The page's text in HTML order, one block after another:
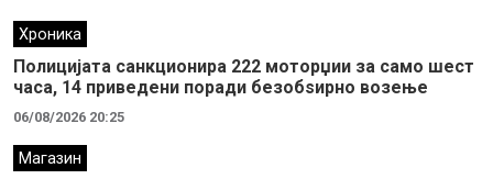
Хроника
Полицијата санкционира 222 моторџии за само шест
часа, 14 приведени поради безобѕирно возење
06/08/2026 20:25
Магазин